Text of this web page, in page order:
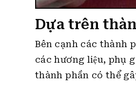
Dựa trên
Bên cạnh các thành
các hương liệu, phụ
thành phần có thể